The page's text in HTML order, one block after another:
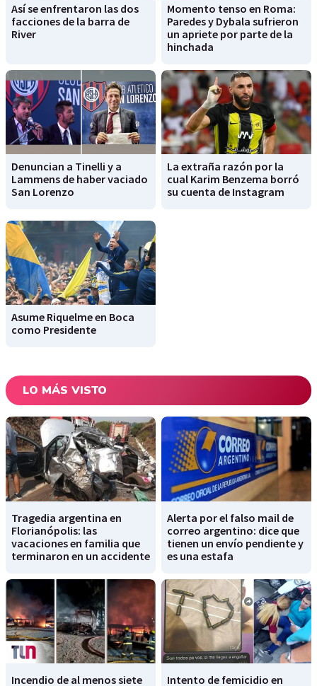
Así se enfrentaron las dos
facciones de la barra de
River
Momento tenso en Roma:
Paredes y Dybala sufrieron
un apriete por parte de la
hinchada
Denuncian a Tinelli y a
Lammens de haber vaciado
San Lorenzo
La extraña razón por la
cual Karim Benzema borró
su cuenta de Instagram
Asume Riquelme en Boca
como Presidente
LO MÁS VISTO
Tragedia argentina en
Florianópolis: las
vacaciones en familia que
terminaron en un accidente
Alerta por el falso mail de
correo argentino: dice que
tienen un envío pendiente y
es una estafa
Incendio de al menos siete
Intento de femicidio en